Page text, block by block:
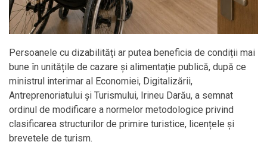
Persoanele cu dizabilități ar putea beneficia de condiții mai
bune în unitățile de cazare și alimentație publică, după ce
ministrul interimar al Economiei, Digitalizării,
Antreprenoriatului și Turismului, Irineu Darău, a semnat
ordinul de modificare a normelor metodologice privind
clasificarea structurilor de primire turistice, licențele și
brevetele de turism.